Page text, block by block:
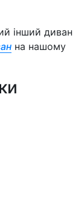
інший диван
на нашому